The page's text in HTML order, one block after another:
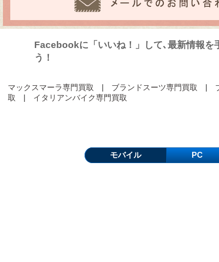
Facebookに「いいね！」して､最新情報を
う！
マックスマーラ専門買取 ブランドスーツ専門買取
取
イタリアンバイク専門買取
モバイル PC